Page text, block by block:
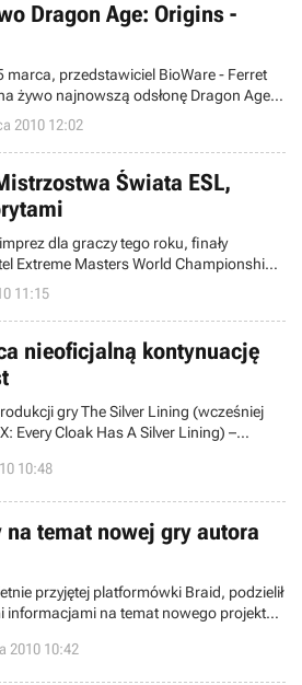
Dragon Age: Origins -
marca, przedstawiciel BioWare - Ferret
żywo najnowszą odsłonę Dragon Age:
odbędzie się za
2010 12:02
Świata ESL,
dla graczy tego roku, finały
Extreme Masters World Championships
szanse na medale tej imprezy mają
11:15
nieoficjalną kontynuację
gry The Silver Lining (wcześniej
Every Cloak Has A Silver Lining) –
serii King’s Quest – proces
dobre wstrzymany przez firmę Activision,
10:48
na temat nowej gry autora
przyjętej platformówki Braid, podzielił
informacjami na temat nowego projektu -
grze opublikowano grafiki
temat rozwiązań technologicznych.
2010 10:42